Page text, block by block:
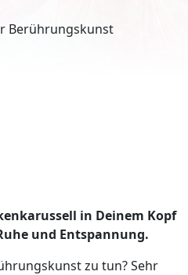
Berührungskunst
in Deinem Kopf
und Entspannung.
zu tun? Sehr